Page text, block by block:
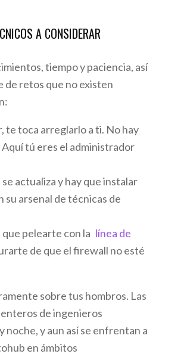
A CONSIDERAR
tiempo y paciencia, así
retos que no existen
te toca arreglarlo a ti. No hay
tú eres el administrador
actualiza y hay que instalar
su arsenal de técnicas de
pelearte con la línea de
de que el firewall no esté
sobre tus hombros. Las
de ingenieros
noche, y aun así se enfrentan a
en ámbitos